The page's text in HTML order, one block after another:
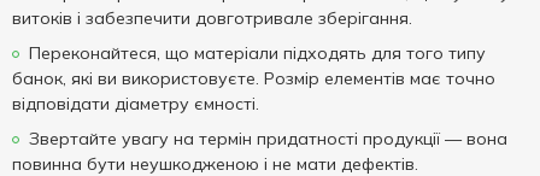
витоків і забезпечити довготривале зберігання.
Переконайтеся, що матеріали підходять для того типу
банок, які ви використовуєте. Розмір елементів має точно
відповідати діаметру ємності.
Звертайте увагу на термін придатності продукції — вона
повинна бути неушкодженою і не мати дефектів.